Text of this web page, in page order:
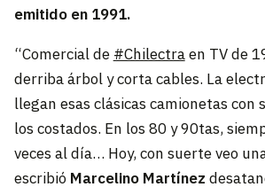
emitido en 1991.
“Comercial de #Chilectraen TV de
derriba árbol y corta cables. La
llegan esas clásicas camionetas con
los costados. En los 80 y 90tas,
veces al día… Hoy, con suerte veo
escribió Marcelino Martínez